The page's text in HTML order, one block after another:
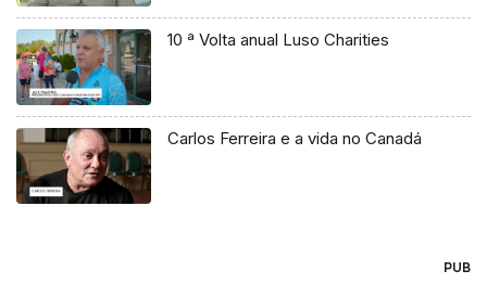
10 ª Volta anual Luso Charities
Carlos Ferreira e a vida no Canadá
PUB